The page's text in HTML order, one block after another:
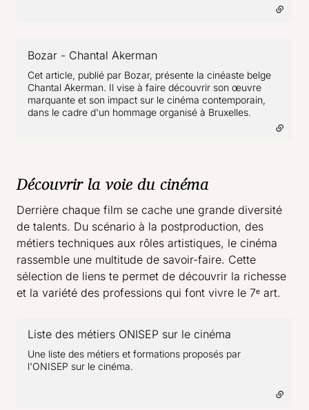
Bozar - Chantal Akerman
Cet article, publié par Bozar, présente la cinéaste belge
Chantal Akerman. Il vise à faire découvrir son œuvre
marquante et son impact sur le cinéma contemporain,
dans le cadre d'un hommage organisé à Bruxelles.
Découvrir la voie du cinéma
Derrière chaque film se cache une grande diversité
de talents. Du scénario à la postproduction, des
métiers techniques aux rôles artistiques, le cinéma
rassemble une multitude de savoir-faire. Cette
sélection de liens te permet de découvrir la richesse
et la variété des professions qui font vivre le 7ᵉ art.
Liste des métiers ONISEP sur le cinéma
Une liste des métiers et formations proposés par
l'ONISEP sur le cinéma.